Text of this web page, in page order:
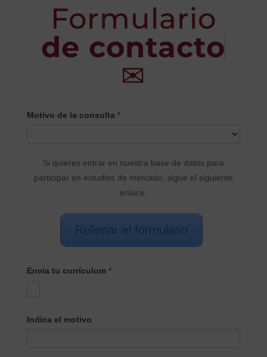
Formulario
de contacto
✉
CONTACTO
Motivo de la consulta *
Si quieres entrar en nuestra base de datos para
participar en estudios de mercado, sigue el siguiente
enlace:
Rellenar el formulario
Envia tu currículum *
Indica el motivo